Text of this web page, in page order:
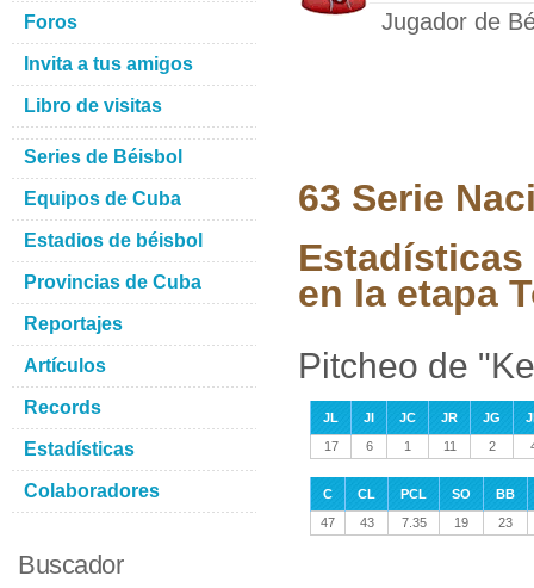
Jugador de
63 Serie
Estadísticas
en la etapa
Pitcheo de
JL JI JC JR JG
17
6 1 11 2
C CL PCL SO
BB
47
43 7.35 19 23
Foros
Invita a tus amigos
Libro de visitas
Series de Béisbol
Equipos de Cuba
Estadios de béisbol
Provincias de Cuba
Reportajes
Artículos
Records
Estadísticas
Colaboradores
Buscador